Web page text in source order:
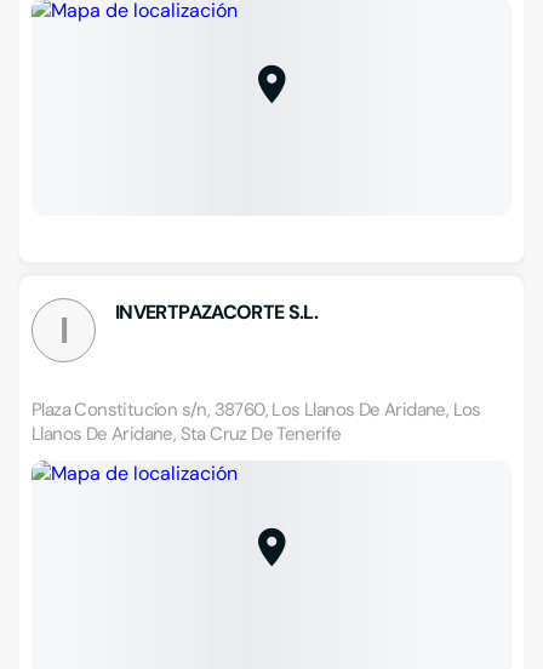
I INVERTPAZACORTE S.L.
Plaza Constitucíon s/n, 38760, Los Llanos De Aridane, Los
Llanos De Aridane, Sta Cruz De Tenerife